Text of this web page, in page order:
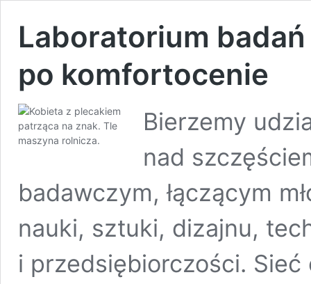
Laboratorium
po kom­fortocenie
Bierzemy
nad
badawczym, łączącym
nauki, sztuki, dizajnu,
i przedsiębiorczości.